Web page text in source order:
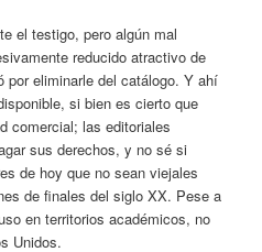
el testigo, pero algún mal
reducido atractivo de
por eliminarle del catálogo. Y ahí
si bien es cierto que
comercial; las editoriales
sus derechos, y no sé si
de hoy que no sean viejales
de finales del siglo XX. Pese a
en territorios académicos, no
Unidos.